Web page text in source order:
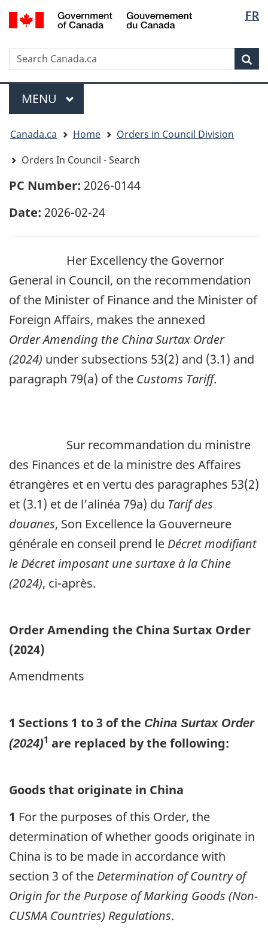
Skip
to
Skip
to
Switch
to
version
FR
Search
Search
Canada.ca
Menu
MAIN
MENU
are
here:
Canada.ca Home
Orders in Council Division
Orders In Council - Search
PC Number: 2026-0144
Date: 2026-02-24
Her Excellency the Governor
General in Council, on the recommendation
of the Minister of Finance and the Minister of
Foreign Affairs, makes the annexed
Order Amending the China Surtax Order
(2024) under subsections 53(2) and (3.1) and
paragraph 79(a) of the Customs Tariff.
Sur recommandation du ministre
des Finances et de la ministre des Affaires
étrangères et en vertu des paragraphes 53(2)
et (3.1) et de l’alinéa 79a) du Tarif des
douanes, Son Excellence la Gouverneure
générale en conseil prend le Décret modifiant
le Décret imposant une surtaxe à la Chine
(2024), ci-après.
Order Amending the China Surtax Order
(2024)
Amendments
1 Sections 1 to 3 of the China Surtax Order
(2024)1 are replaced by the following:
Goods that originate in China
1 For the purposes of this Order, the
determination of whether goods originate in
China is to be made in accordance with
section 3 of the Determination of Country of
Origin for the Purpose of Marking Goods (Non-
CUSMA Countries) Regulations.